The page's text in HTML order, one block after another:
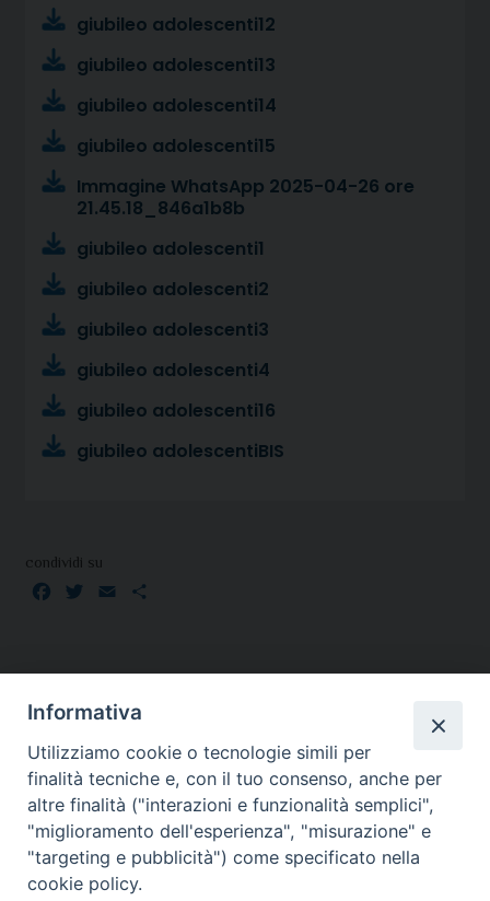
giubileo adolescenti12
giubileo adolescenti13
giubileo adolescenti14
giubileo adolescenti15
Immagine WhatsApp 2025-04-26 ore
21.45.18_846a1b8b
giubileo adolescenti1
giubileo adolescenti2
giubileo adolescenti3
giubileo adolescenti4
giubileo adolescenti16
giubileo adolescentiBIS
condividi su
Facebook
TwitterEmail
SEDE:
Piazza Paolo III 10 - 00044 Frascati
Informativa
Utilizziamo cookie o tecnologie simili per
finalità tecniche e, con il tuo consenso, anche per
altre finalità ("interazioni e funzionalità semplici",
"miglioramento dell'esperienza", "misurazione" e
"targeting e pubblicità") come specificato nella
cookie policy.